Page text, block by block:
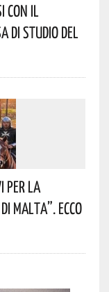
Con Il
Di Studio Del
Per La
MALTA”. Ecco